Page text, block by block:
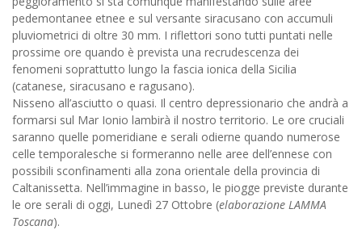
pedemontanee etnee e sul versante siracusano con accumuli
pluviometrici di oltre 30 mm. I riflettori sono tutti puntati nelle
prossime ore quando è prevista una recrudescenza dei
fenomeni soprattutto lungo la fascia ionica della Sicilia
(catanese, siracusano e ragusano).
Nisseno all’asciutto o quasi. Il centro depressionario che andrà a
formarsi sul Mar Ionio lambirà il nostro territorio. Le ore cruciali
saranno quelle pomeridiane e serali odierne quando numerose
celle temporalesche si formeranno nelle aree dell’ennese con
possibili sconfinamenti alla zona orientale della provincia di
Caltanissetta. Nell’immagine in basso, le piogge previste durante
le ore serali di oggi, Lunedì 27 Ottobre (elaborazione LAMMA
Toscana).